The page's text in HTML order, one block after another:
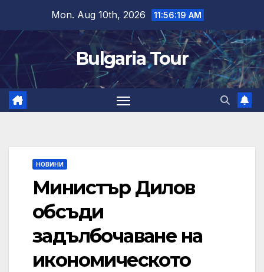
content
Mon. Aug 10th, 2026 11:56:20 AM
Bulgaria Tour
НОВИНИ
Министър Дилов
обсъди
задълбочаване на
икономическото